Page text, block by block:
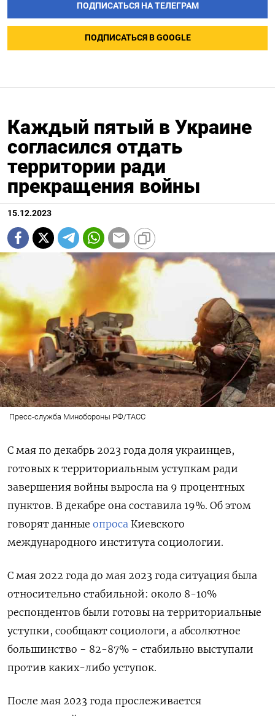
ПОДПИСАТЬСЯ НА ТЕЛЕГРАМ
ПОДПИСАТЬСЯ В GOOGLE
Каждый пятый в Украине
согласился отдать
территории ради
прекращения войны
15.12.2023
Пресс-служба Минобороны РФ/ТАСС
С мая по декабрь 2023 года доля украинцев,
готовых к территориальным уступкам ради
завершения войны выросла на 9 процентных
пунктов. В декабре она составила 19%. Об этом
говорят данные опроса Киевского
международного института социологии.
С мая 2022 года до мая 2023 года ситуация была
относительно стабильной: около 8-10%
респондентов были готовы на территориальные
уступки, сообщают социологи, а абсолютное
большинство − 82-87% − стабильно выступали
против каких-либо уступок.
После мая 2023 года прослеживается